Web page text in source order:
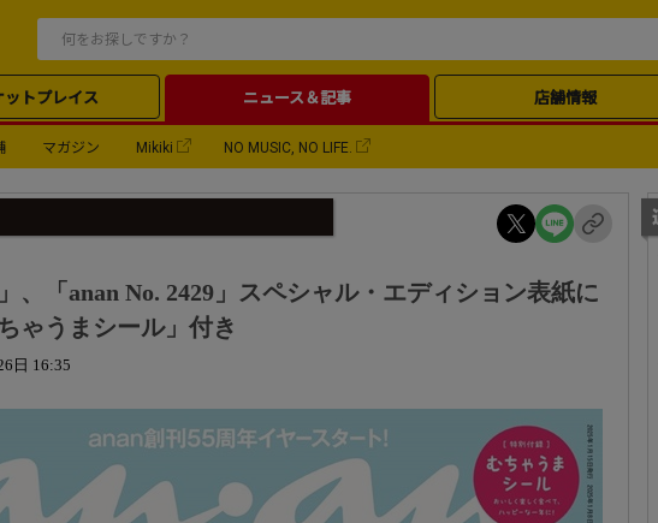
ットプレイス ニュース＆記事 店舗情報
マガジン Mikiki NO MUSIC, NO LIFE.
、「anan No. 2429」スペシャル・エディション表紙に
ゃうまシール」付き
日 16:35